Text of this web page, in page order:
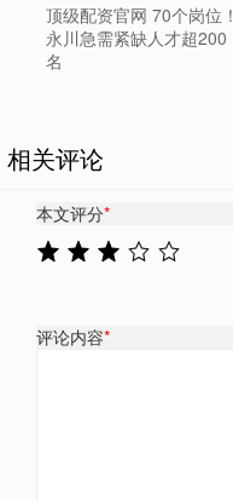
顶级配资官网 70个岗位！
永川急需紧缺人才超200
名
相关评论
本文评分*
评论内容*